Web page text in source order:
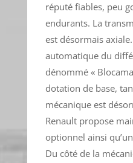
réputé fiables, peu
endurants. La
est désormais
automatique du
dénommé «
dotation de base,
mécanique est
Renault propose
optionnel ainsi
Du côté de la